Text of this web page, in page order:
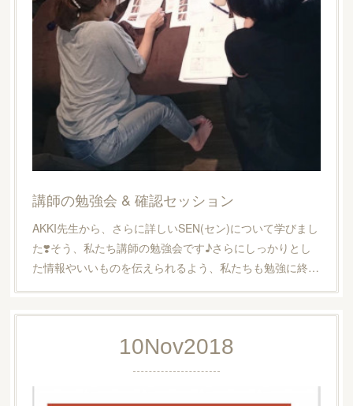
講師の勉強会 & 確認セッション
AKKI先生から、さらに詳しいSEN(セン)について学びまし
た❣️そう、私たち講師の勉強会です♪さらにしっかりとし
た情報やいいものを伝えられるよう、私たちも勉強に終…
10Nov2018